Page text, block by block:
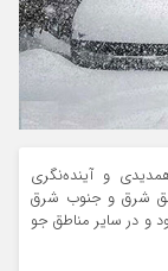
و آینده‌نگری
شرق و جنوب شرق
در سایر مناطق جو